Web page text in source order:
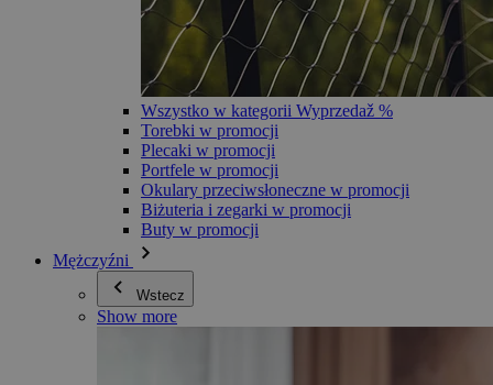
Wszystko w kategorii Wyprzedaž %
Torebki w promocji
Plecaki w promocji
Portfele w promocji
Okulary przeciwsłoneczne w promocji
Biżuteria i zegarki w promocji
Buty w promocji
Mężczyźni
Wstecz
Show more